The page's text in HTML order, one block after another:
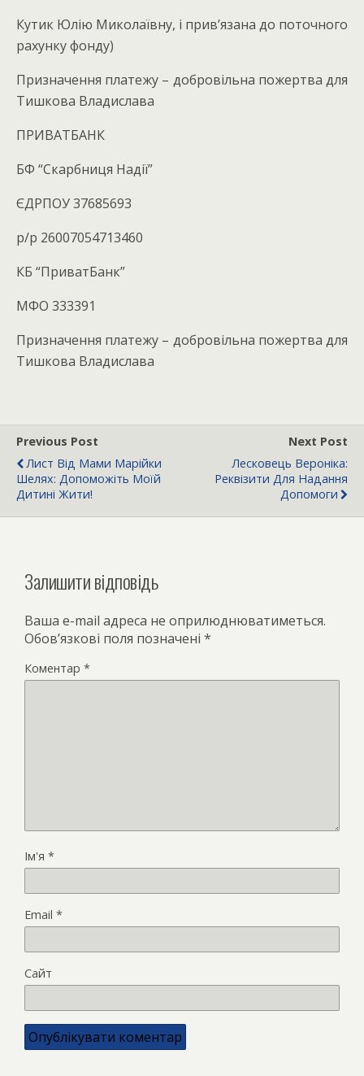
Кутик Юлію Миколаївну, і прив’язана до поточного
рахунку фонду)
Призначення платежу – добровільна пожертва для
Тишкова Владислава
ПРИВАТБАНК
БФ “Скарбниця Надії”
ЄДРПОУ 37685693
р/р 26007054713460
КБ “ПриватБанк”
МФО 333391
Призначення платежу – добровільна пожертва для
Тишкова Владислава
Previous Post
Лист Від Мами Марійки
Шелях: Допоможіть Моїй
Дитині Жити!
Next Post
Лесковець Вероніка:
Реквізити Для Надання
Допомоги
Залишити відповідь
Ваша e-mail адреса не оприлюднюватиметься.
Обов’язкові поля позначені *
Коментар *
Ім'я *
Email *
Сайт